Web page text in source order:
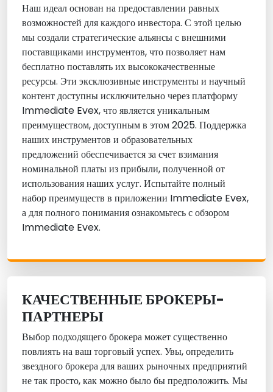
Наш идеал основан на предоставлении равных
возможностей для каждого инвестора. С этой целью
мы создали стратегические альянсы с внешними
поставщиками инструментов, что позволяет нам
бесплатно поставлять их высококачественные
ресурсы. Эти эксклюзивные инструменты и научный
контент доступны исключительно через платформу
Immediate Evex, что является уникальным
преимуществом, доступным в этом 2025. Поддержка
наших инструментов и образовательных
предложений обеспечивается за счет взимания
номинальной платы из прибыли, полученной от
использования наших услуг. Испытайте полный
набор преимуществ в приложении Immediate Evex,
а для полного понимания ознакомьтесь с обзором
Immediate Evex.
КАЧЕСТВЕННЫЕ БРОКЕРЫ-
ПАРТНЕРЫ
Выбор подходящего брокера может существенно
повлиять на ваш торговый успех. Увы, определить
звездного брокера для ваших рыночных предприятий
не так просто, как можно было бы предположить. Мы